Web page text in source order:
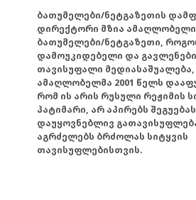
ბათუმელები/ნეტგაზეთის
დირექტორი მზია ამაღლობელი
ბათუმელები/ნეტგაზეთი,
დამოუკიდებელი და
თავისუფალი
ამაღლობელმა 2001 წელს
რომ ის არის რუსული რეჟიმის
პატიმარი, არ აპირებს
დაუყოვნებლივ
აგრძელებს ბრძოლას სიტყვის
თავისუფლებისთვის.